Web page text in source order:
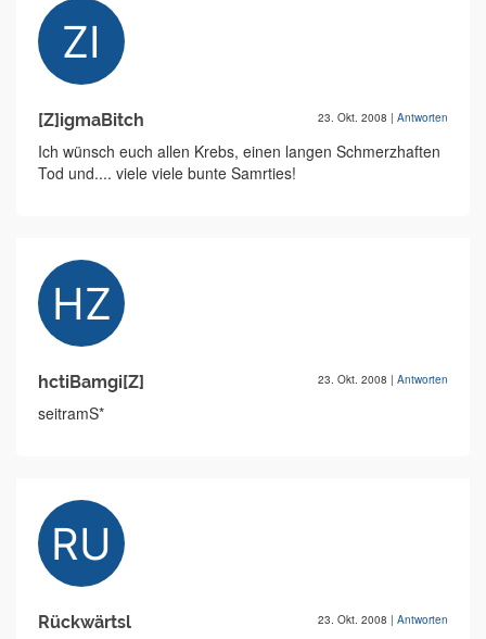
[Z]igmaBitch 23. Okt. 2008 | Antworten
Ich wünsch euch allen Krebs, einen langen Schmerzhaften
Tod und.... viele viele bunte Samrties!
hctiBamgi[Z] 23. Okt. 2008 | Antworten
seitramS*
Rückwärtsl 23. Okt. 2008 | Antworten